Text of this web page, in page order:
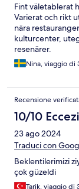
Fint väletablerat
Varierat och rikt
nära
kulturcenter,
resenärer.
Nina, viaggio di
Recensione
10/10
23 ago 2024
Traduci con
Beklentilerimizi
çok güzeldi
Tarik, viaggio di